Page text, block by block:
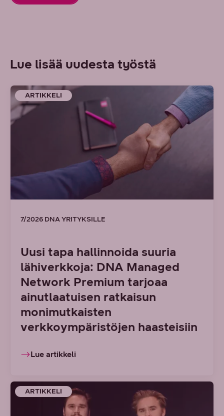
Lue lisää uudesta työstä
ARTIKKELI
7/2026 DNA YRITYKSILLE
Uusi tapa hallinnoida suuria
lähiverkkoja: DNA Managed
Network Premium tarjoaa
ainutlaatuisen ratkaisun
monimutkaisten
verkkoympäristöjen haasteisiin
Lue artikkeli
ARTIKKELI